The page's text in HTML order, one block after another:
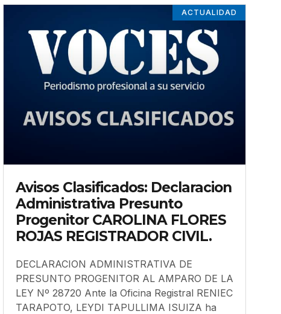
ACTUALIDAD
Avisos Clasificados: Declaracion
Administrativa Presunto
Progenitor CAROLINA FLORES
ROJAS REGISTRADOR CIVIL.
DECLARACION ADMINISTRATIVA DE
PRESUNTO PROGENITOR AL AMPARO DE LA
LEY Nº 28720 Ante la Oficina Registral RENIEC
TARAPOTO, LEYDI TAPULLIMA ISUIZA ha